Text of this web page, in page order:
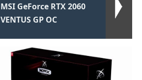
MSI GeForce RTX 2060
VENTUS GP OC